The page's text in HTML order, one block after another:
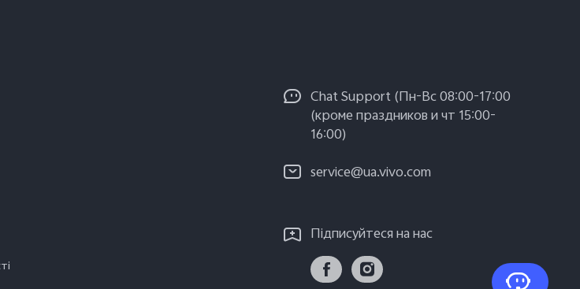
Chat Support (Пн-Вс 08:00-17:00
(кроме праздников и чт 15:00-
16:00)
service@ua.vivo.com
Підписуйтеся на нас